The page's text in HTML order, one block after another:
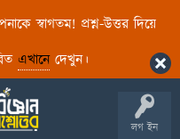
স্বাগতম! প্রশ্ন-উত্তর দিয়ে
এখানেদেখুন।
লগ ইন